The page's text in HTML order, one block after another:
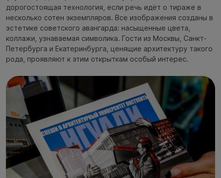
дорогостоящая технология, если речь идёт о тираже в
несколько сотен экземпляров. Все изображения созданы в
эстетике советского авангарда: насыщенные цвета,
коллажи, узнаваемая символика. Гости из Москвы, Санкт-
Петербурга и Екатеринбурга, ценящие архитектуру такого
рода, проявляют к этим открыткам особый интерес.